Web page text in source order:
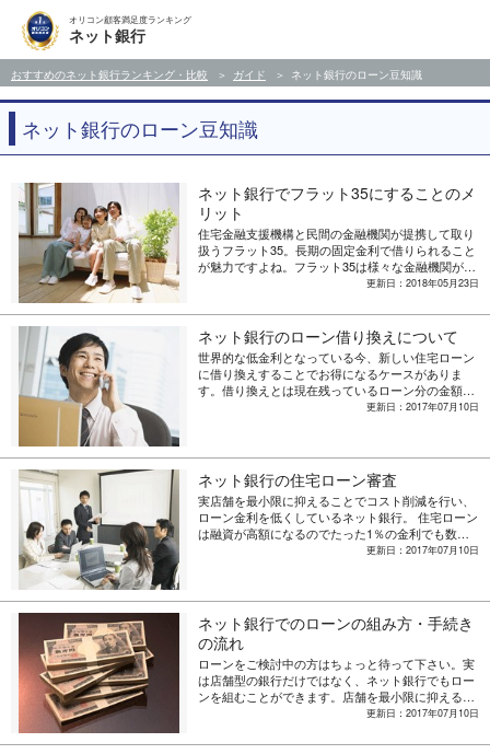
オリコン顧客満足度ランキング
ネット銀行
おすすめのネット銀行ランキング・比較 ガイド ネット銀行のローン豆知識
ネット銀行のローン豆知識
ネット銀行でフラット35にすることのメ
リット
住宅金融支援機構と民間の金融機関が提携して取り
扱うフラット35。長期の固定金利で借りられること
が魅力ですよね。フラット35は様々な金融機関が扱
っていますが、ネット銀行でも取り扱っています。
ットを得ることができます。
更新日：2018年05月23日
ネット銀行のローン借り換えについて
世界的な低金利となっている今、新しい住宅ローン
に借り換えすることでお得になるケースがありま
す。借り換えとは現在残っているローン分の金額を
新しく借りて、前のローンを完済し、その後は新し
のならば総支払額を低く抑えられるかもしれませ
ん。
更新日：2017年07月10日
ネット銀行の住宅ローン審査
実店舗を最小限に抑えることでコスト削減を行い、
ローン金利を低くしているネット銀行。 住宅ローン
は融資が高額になるのでたった1％の金利でも数百
万から数千万単位の違いが生じます。そのため近
か？
更新日：2017年07月10日
ネット銀行でのローンの組み方・手続き
の流れ
ローンをご検討中の方はちょっと待って下さい。実
は店舗型の銀行だけではなく、ネット銀行でもロー
ンを組むことができます。店舗を最小限に抑えるこ
とでコストを削減しているので金利が安く、とって
更新日：2017年07月10日